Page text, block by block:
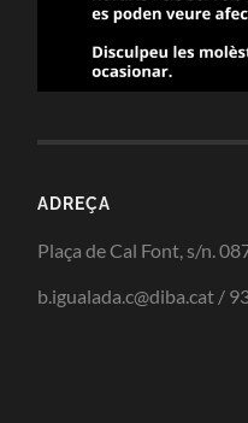
ADREÇA
Plaça de Cal Font, s/n.
b.igualada.c@diba.cat /